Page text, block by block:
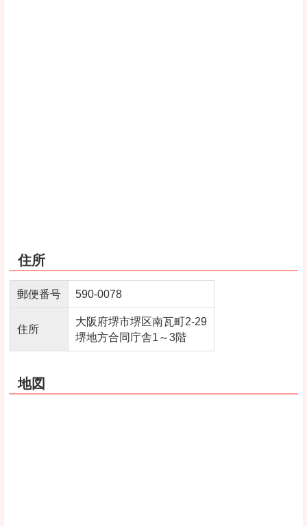
住所
郵便番号 590-0078
住所
大阪府堺市堺区南瓦町2-29
堺地方合同庁舎1～3階
地図